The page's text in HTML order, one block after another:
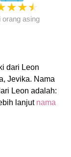
★★★
orang asing
dari Leon
Jevika. Nama
Leon adalah:
lanjut nama